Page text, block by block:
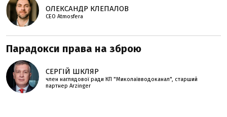
ОЛЕКСАНДР КЛЕПАЛОВ
СЕО Atmosfera
Парадокси права на зброю
СЕРГІЙ ШКЛЯР
член наглядової ради КП "Миколаївводоканал", старший
партнер Arzinger